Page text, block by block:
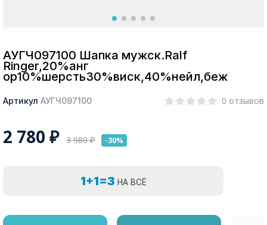
АУГЧ097100 Шапка мужск.Ralf
Ringer,20%анг
ор10%шерсть30%виск,40%нейл,беж
Артикул АУГЧ097100 0 отзывов
2 780 ₽ 3 980₽ -30%
1+1=3 НА ВСЁ